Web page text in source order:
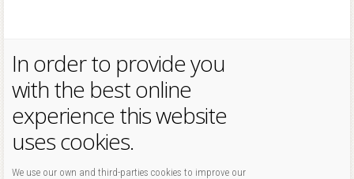
In order to provide you
with the best online
experience this website
uses cookies.
We use our own and third-parties cookies to improve our